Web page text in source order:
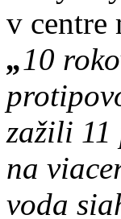
v centre
„10
zažili 11
na
voda